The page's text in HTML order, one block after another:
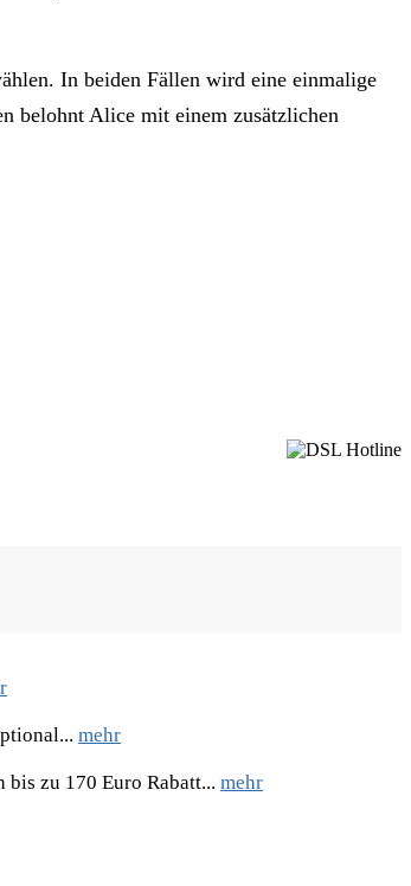
In beiden Fällen wird eine einmalige
belohnt Alice mit einem zusätzlichen
mehr
zu 170 Euro Rabatt... mehr